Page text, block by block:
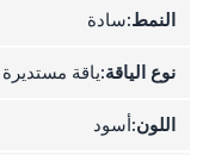
النمط:سادة
نوع الياقة:ياقة مستديرة
اللون:أسود